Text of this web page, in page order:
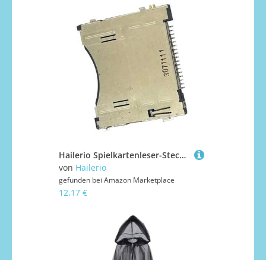
Hailerio Spielkartenleser-Steckplatz,Ersatz Für Spielkartensteckplatz-Verbinder - Reisefreundlicher Elektronikzubehör Ersatz Für Allgemeine Mehrkonsolen Besitzer
von Hailerio
gefunden bei Amazon Marketplace
12,17 €